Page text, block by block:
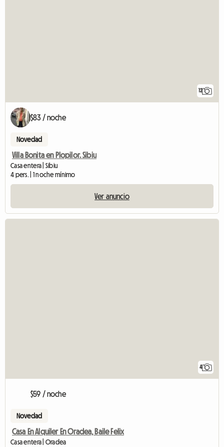
12
$83 / noche
Novedad
Villa Bonita en Plopilor. Sibiu
Casa entera | Sibiu
4 pers. | 1 noche mínimo
Ver anuncio
4
$59 / noche
Novedad
Casa En Alquiler En Oradea, Baile Felix
Casa entera | Oradea